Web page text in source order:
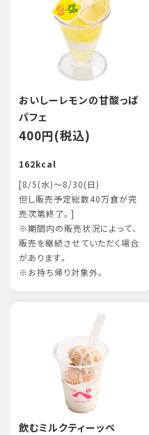
おいしーレモンの甘酸っぱ
パフェ
400円(税込)
162kcal
[8/5(水)～8/30(日)
但し販売予定総数40万食が完
売次第終了。]
※期間内の販売状況によって、
販売を継続させていただく場合
があります。
※お持ち帰り対象外。
飲むミルクティーッペ